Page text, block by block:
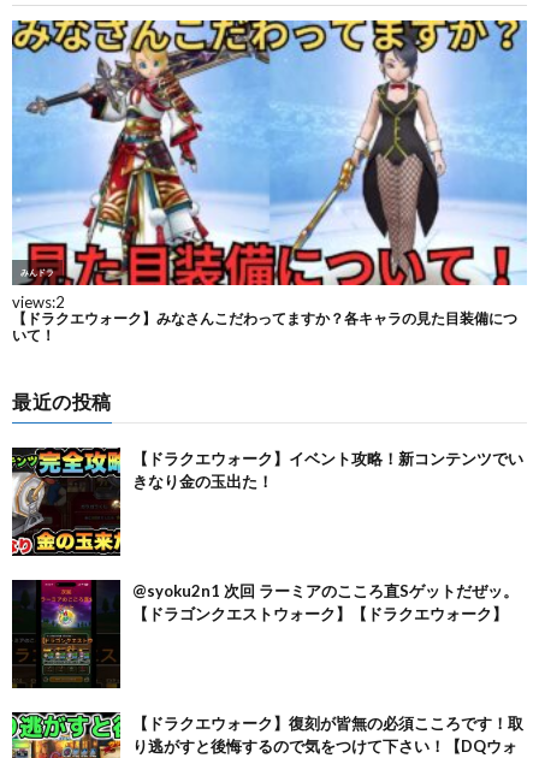
最近の投稿
【ドラクエウォーク】イベント攻略！新コンテンツでい
きなり金の玉出た！
@syoku2n1 次回 ラーミアのこころ直Sゲットだぜッ。
【ドラゴンクエストウォーク】【ドラクエウォーク】
【ドラクエウォーク】復刻が皆無の必須こころです！取
り逃がすと後悔するので気をつけて下さい！【DQウォ